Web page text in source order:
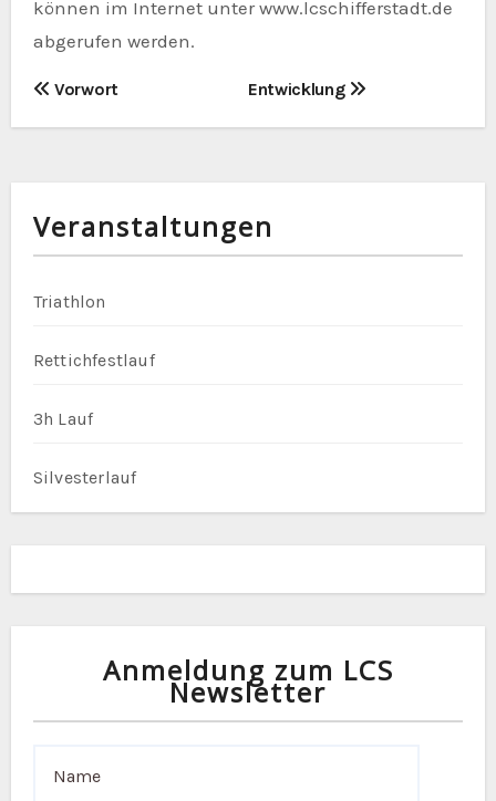
können im Internet unter www.lcschifferstadt.de
abgerufen werden.
B
e
t
a
g
s
a
i
t
Vorwort Entwicklung
Veranstaltungen
Triathlon
Rettichfestlauf
3h Lauf
Silvesterlauf
Anmeldung zum LCS
Newsletter